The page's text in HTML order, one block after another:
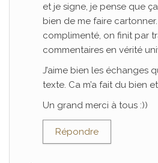
et je signe, je pense que
bien de me faire
complimenté, on finit par
commentaires en vérité
J’aime bien les échanges
texte. Ca m’a fait du bien
Un grand merci à tous :))
Répondre